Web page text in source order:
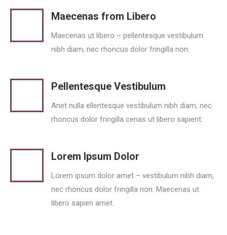
Maecenas from Libero
Maecenas ut libero – pellentesque vestibulum
nibh diam, nec rhoncus dolor fringilla non.
Pellentesque Vestibulum
Anet nulla ellentesque vestibulum nibh diam, nec
rhoncus dolor fringilla cenas ut libero sapient.
Lorem Ipsum Dolor
Lorem ipsum dolor amet – vestibulum nibh diam,
nec rhoncus dolor fringilla non. Maecenas ut
libero sapien amet.